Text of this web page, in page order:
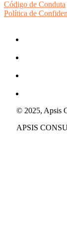
Código de Conduta
Política de
© 2025, Apsis
APSIS